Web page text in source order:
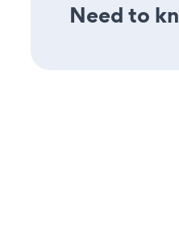
Need to